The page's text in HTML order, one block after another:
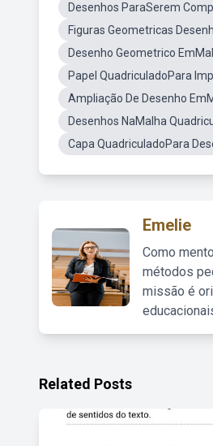
Desenhos ParaSerem
Figuras Geometricas
Desenho Geometrico
Papel QuadriculadoPara
Ampliação De Desenho
Desenhos NaMalha
Capa QuadriculadoPara
Emelie
Como
métodos
missão é
Related Posts